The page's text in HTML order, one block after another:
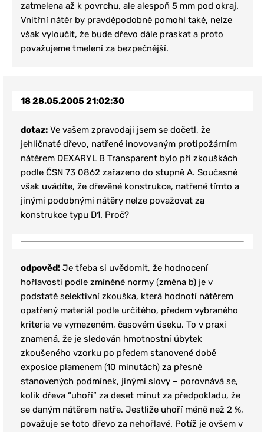
zatmelena až k povrchu, ale alespoň 5 mm pod okraj.
Vnitřní nátěr by pravděpodobně pomohl také, nelze
však vyloučit, že bude dřevo dále praskat a proto
považujeme tmelení za bezpečnější.
1828.05.2005 21:02:30
dotaz:Ve vašem zpravodaji jsem se dočetl, že
jehličnaté dřevo, natřené inovovaným protipožárním
nátěrem DEXARYL B Transparent bylo při zkouškách
podle ČSN 73 0862 zařazeno do stupně A. Současně
však uvádíte, že dřevěné konstrukce, natřené tímto a
jinými podobnými nátěry nelze považovat za
konstrukce typu D1. Proč?
odpověď:Je třeba si uvědomit, že hodnocení
hořlavosti podle zmíněné normy (změna b) je v
podstatě selektivní zkouška, která hodnotí nátěrem
opatřený materiál podle určitého, předem vybraného
kriteria ve vymezeném, časovém úseku. To v praxi
znamená, že je sledován hmotnostní úbytek
zkoušeného vzorku po předem stanovené době
exposice plamenem (10 minutách) za přesně
stanovených podmínek, jinými slovy – porovnává se,
kolik dřeva “uhoří” za deset minut za předpokladu, že
se daným nátěrem natře. Jestliže uhoří méně než 2 %,
považuje se toto dřevo za nehořlavé. Potíž je ovšem v